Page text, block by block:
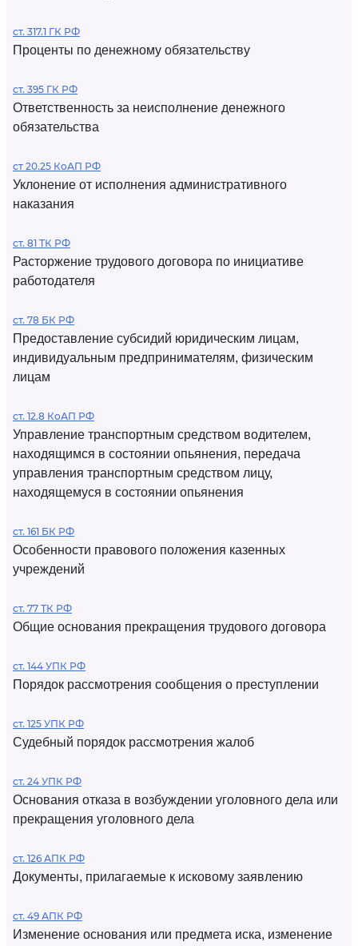
ст. 317.1 ГК РФ
Проценты по денежному обязательству
ст. 395 ГК РФ
Ответственность за неисполнение денежного
обязательства
ст 20.25 КоАП РФ
Уклонение от исполнения административного
наказания
ст. 81 ТК РФ
Расторжение трудового договора по инициативе
работодателя
ст. 78 БК РФ
Предоставление субсидий юридическим лицам,
индивидуальным предпринимателям, физическим
лицам
ст. 12.8 КоАП РФ
Управление транспортным средством водителем,
находящимся в состоянии опьянения, передача
управления транспортным средством лицу,
находящемуся в состоянии опьянения
ст. 161 БК РФ
Особенности правового положения казенных
учреждений
ст. 77 ТК РФ
Общие основания прекращения трудового договора
ст. 144 УПК РФ
Порядок рассмотрения сообщения о преступлении
ст. 125 УПК РФ
Судебный порядок рассмотрения жалоб
ст. 24 УПК РФ
Основания отказа в возбуждении уголовного дела или
прекращения уголовного дела
ст. 126 АПК РФ
Документы, прилагаемые к исковому заявлению
ст. 49 АПК РФ
Изменение основания или предмета иска, изменение